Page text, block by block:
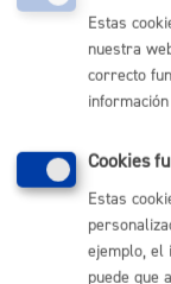
Inmuebles (IBI)
Estas
nuestra
correcto
Cookies
Estas
ejemplo, el
puede que